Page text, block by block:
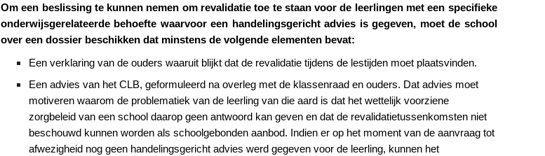
Om een beslissing te kunnen nemen om revalidatie toe te staan voor de leerlingen met een specifieke
onderwijsgerelateerde behoefte waarvoor een handelingsgericht advies is gegeven, moet de school
over een dossier beschikken dat minstens de volgende elementen bevat:
Een verklaring van de ouders waaruit blijkt dat de revalidatie tijdens de lestijden moet plaatsvinden.
Een advies van het CLB, geformuleerd na overleg met de klassenraad en ouders. Dat advies moet
motiveren waarom de problematiek van de leerling van die aard is dat het wettelijk voorziene
zorgbeleid van een school daarop geen antwoord kan geven en dat de revalidatietussenkomsten niet
beschouwd kunnen worden als schoolgebonden aanbod. Indien er op het moment van de aanvraag tot
afwezigheid nog geen handelingsgericht advies werd gegeven voor de leerling, kunnen het